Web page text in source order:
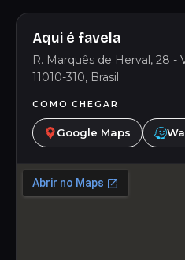
Aqui é favela
R. Marquês de Herval, 28 -
11010-310, Brasil
COMO CHEGAR
Google Maps